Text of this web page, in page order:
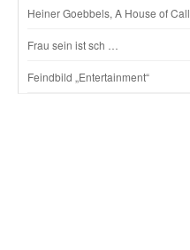
Heiner Goebbels, A House of Call
Frau sein ist sch …
Feindbild „Entertainment“